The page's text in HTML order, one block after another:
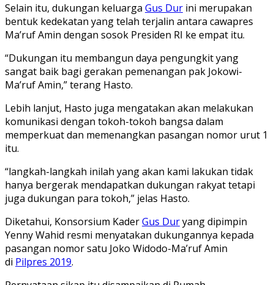
Selain itu, dukungan keluarga Gus Dur ini merupakan
bentuk kedekatan yang telah terjalin antara cawapres
Ma’ruf Amin dengan sosok Presiden RI ke empat itu.
“Dukungan itu membangun daya pengungkit yang
sangat baik bagi gerakan pemenangan pak Jokowi-
Ma’ruf Amin,” terang Hasto.
Lebih lanjut, Hasto juga mengatakan akan melakukan
komunikasi dengan tokoh-tokoh bangsa dalam
memperkuat dan memenangkan pasangan nomor urut 1
itu.
“langkah-langkah inilah yang akan kami lakukan tidak
hanya bergerak mendapatkan dukungan rakyat tetapi
juga dukungan para tokoh,” jelas Hasto.
Diketahui, Konsorsium KaderGus Duryang dipimpin
Yenny Wahid resmi menyatakan dukungannya kepada
pasangan nomor satu Joko Widodo-Ma’ruf Amin
di Pilpres 2019.